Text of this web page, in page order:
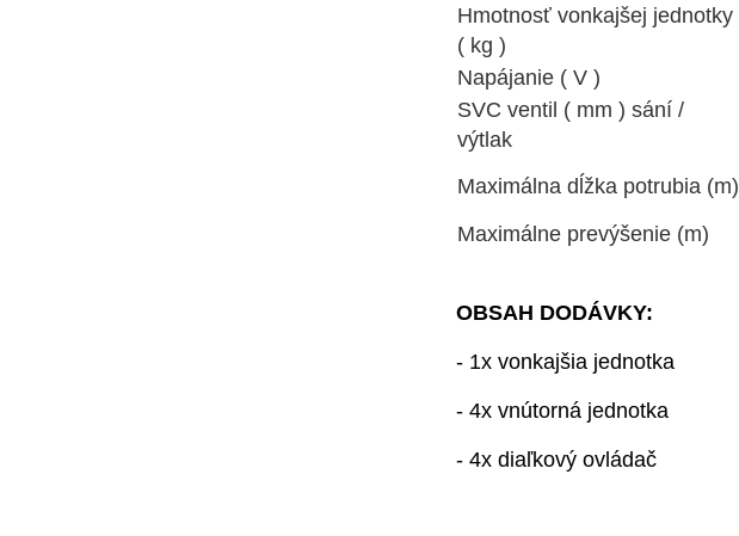
Hmotnosť vonkajšej jednotky
( kg )
Napájanie ( V )
SVC ventil ( mm ) sání /
výtlak
Maximálna dĺžka potrubia (m)
Maximálne prevýšenie (m)
OBSAH DODÁVKY:
- 1x vonkajšia jednotka
- 4x vnútorná jednotka
- 4x diaľkový ovládač